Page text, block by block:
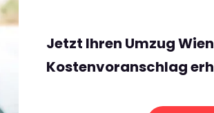
Jetzt Ihren Umzug
Kostenvoranschlag